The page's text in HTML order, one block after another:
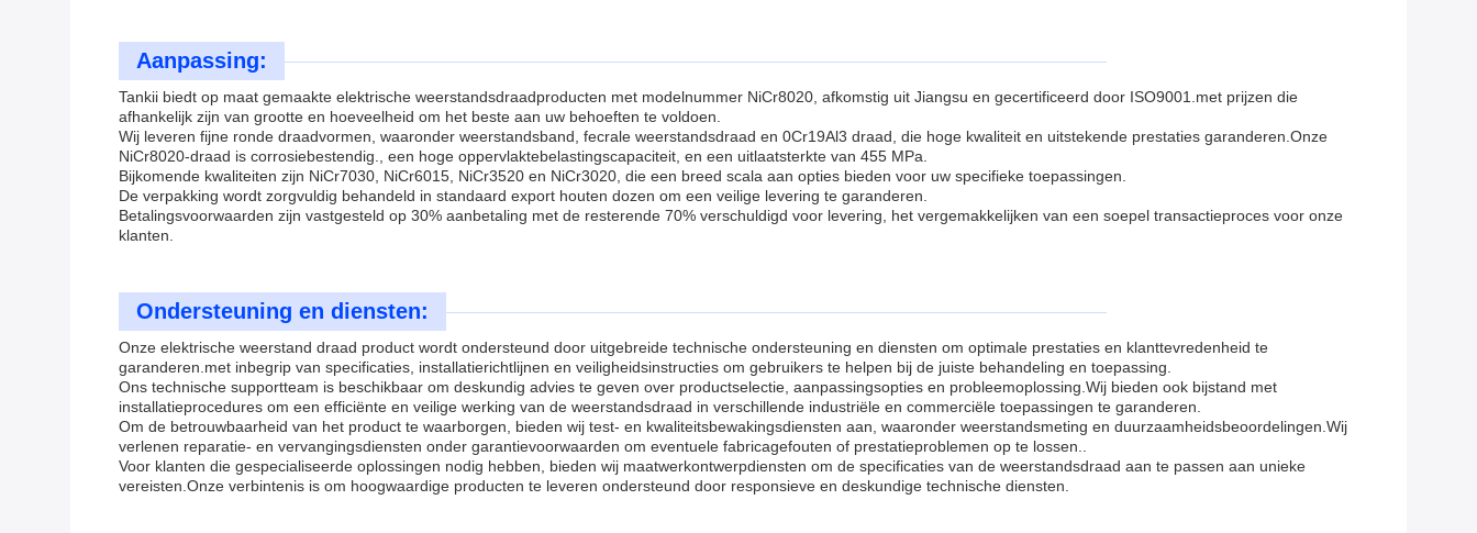
Aanpassing:
Tankii biedt op maat gemaakte elektrische weerstandsdraadproducten met modelnummer NiCr8020, afkomstig uit Jiangsu en gecertificeerd door ISO9001.met prijzen die
afhankelijk zijn van grootte en hoeveelheid om het beste aan uw behoeften te voldoen.
Wij leveren fijne ronde draadvormen, waaronder weerstandsband, fecrale weerstandsdraad en 0Cr19Al3 draad, die hoge kwaliteit en uitstekende prestaties garanderen.Onze
NiCr8020-draad is corrosiebestendig., een hoge oppervlaktebelastingscapaciteit, en een uitlaatsterkte van 455 MPa.
Bijkomende kwaliteiten zijn NiCr7030, NiCr6015, NiCr3520 en NiCr3020, die een breed scala aan opties bieden voor uw specifieke toepassingen.
De verpakking wordt zorgvuldig behandeld in standaard export houten dozen om een veilige levering te garanderen.
Betalingsvoorwaarden zijn vastgesteld op 30% aanbetaling met de resterende 70% verschuldigd voor levering, het vergemakkelijken van een soepel transactieproces voor onze
klanten.
Ondersteuning en diensten:
Onze elektrische weerstand draad product wordt ondersteund door uitgebreide technische ondersteuning en diensten om optimale prestaties en klanttevredenheid te
garanderen.met inbegrip van specificaties, installatierichtlijnen en veiligheidsinstructies om gebruikers te helpen bij de juiste behandeling en toepassing.
Ons technische supportteam is beschikbaar om deskundig advies te geven over productselectie, aanpassingsopties en probleemoplossing.Wij bieden ook bijstand met
installatieprocedures om een efficiënte en veilige werking van de weerstandsdraad in verschillende industriële en commerciële toepassingen te garanderen.
Om de betrouwbaarheid van het product te waarborgen, bieden wij test- en kwaliteitsbewakingsdiensten aan, waaronder weerstandsmeting en duurzaamheidsbeoordelingen.Wij
verlenen reparatie- en vervangingsdiensten onder garantievoorwaarden om eventuele fabricagefouten of prestatieproblemen op te lossen..
Voor klanten die gespecialiseerde oplossingen nodig hebben, bieden wij maatwerkontwerpdiensten om de specificaties van de weerstandsdraad aan te passen aan unieke
vereisten.Onze verbintenis is om hoogwaardige producten te leveren ondersteund door responsieve en deskundige technische diensten.